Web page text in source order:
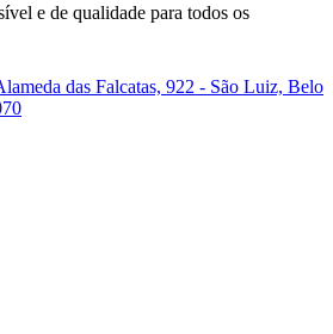
e de qualidade para todos os
das Falcatas, 922 - São Luiz, Belo